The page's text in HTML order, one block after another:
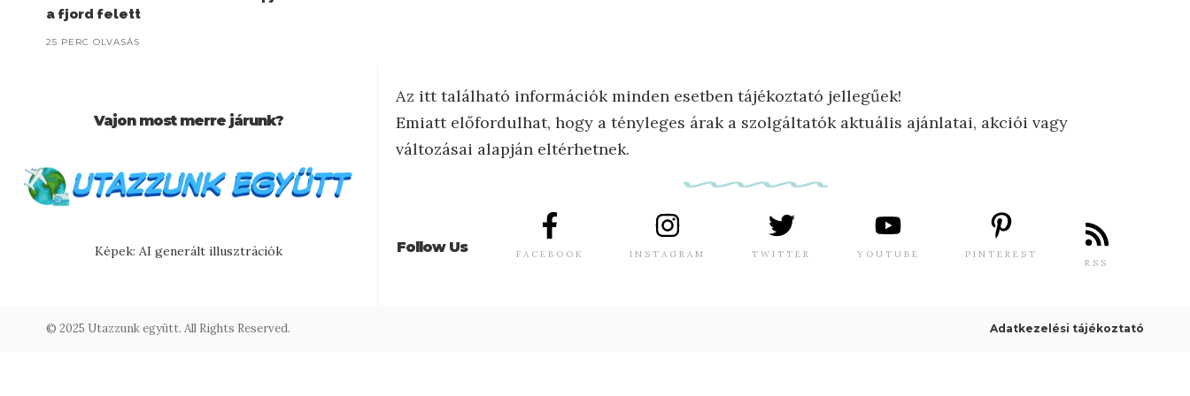
a fjord felett
25 PERC OLVASÁS
Vajon most merre járunk?
Képek: AI generált illusztrációk
Az itt található információk minden esetben tájékoztató jellegűek!
Emiatt előfordulhat, hogy a tényleges árak a szolgáltatók aktuális ajánlatai, akciói vagy
változásai alapján eltérhetnek.
Follow Us FACEBOOK INSTAGRAM TWITTER YOUTUBE PINTEREST
RSS
© 2025 Utazzunk együtt. All Rights Reserved. Adatkezelési tájékoztató